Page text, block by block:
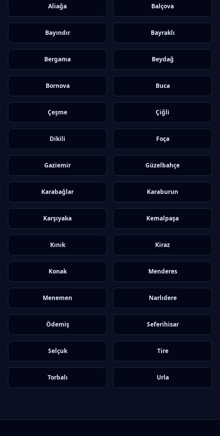
Aliağa Balçova
Bayındır Bayraklı
Bergama Beydağ
Bornova Buca
Çeşme Çiğli
Dikili Foça
Gaziemir Güzelbahçe
Karabağlar Karaburun
Karşıyaka Kemalpaşa
Kınık Kiraz
Konak Menderes
Menemen Narlıdere
Ödemiş Seferihisar
Selçuk Tire
Torbalı Urla